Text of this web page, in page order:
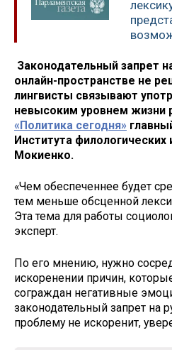
Законодательный запрет
онлайн-пространстве не
лингвисты связывают
невысоким уровнем жизни
«Политика сегодня»
Института
Мокиенко.
«Чем обеспеченнее будет
тем меньше обсценной
Эта тема для работы
эксперт.
По его мнению, нужно
искоренении причин,
сограждан негативные
законодательный запрет на
проблему не искоренит,